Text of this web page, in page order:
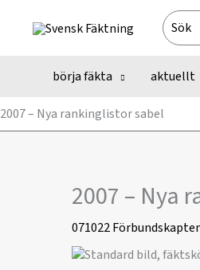
Search
for:
börja fäkta aktuellt
2007 – Nya rankinglistor sabel
2007 – Nya
071022